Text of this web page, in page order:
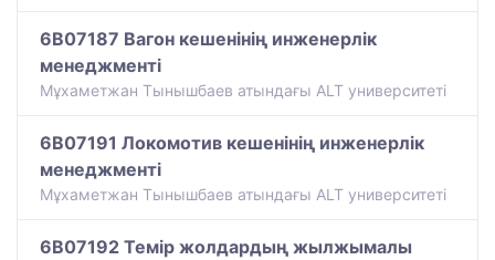
6B07187 Вагон кешенінің инженерлік
менеджменті
Мұхаметжан Тынышбаев атындағы ALT университеті
6B07191 Локомотив кешенінің инженерлік
менеджменті
Мұхаметжан Тынышбаев атындағы ALT университеті
6B07192 Темір жолдардың жылжымалы